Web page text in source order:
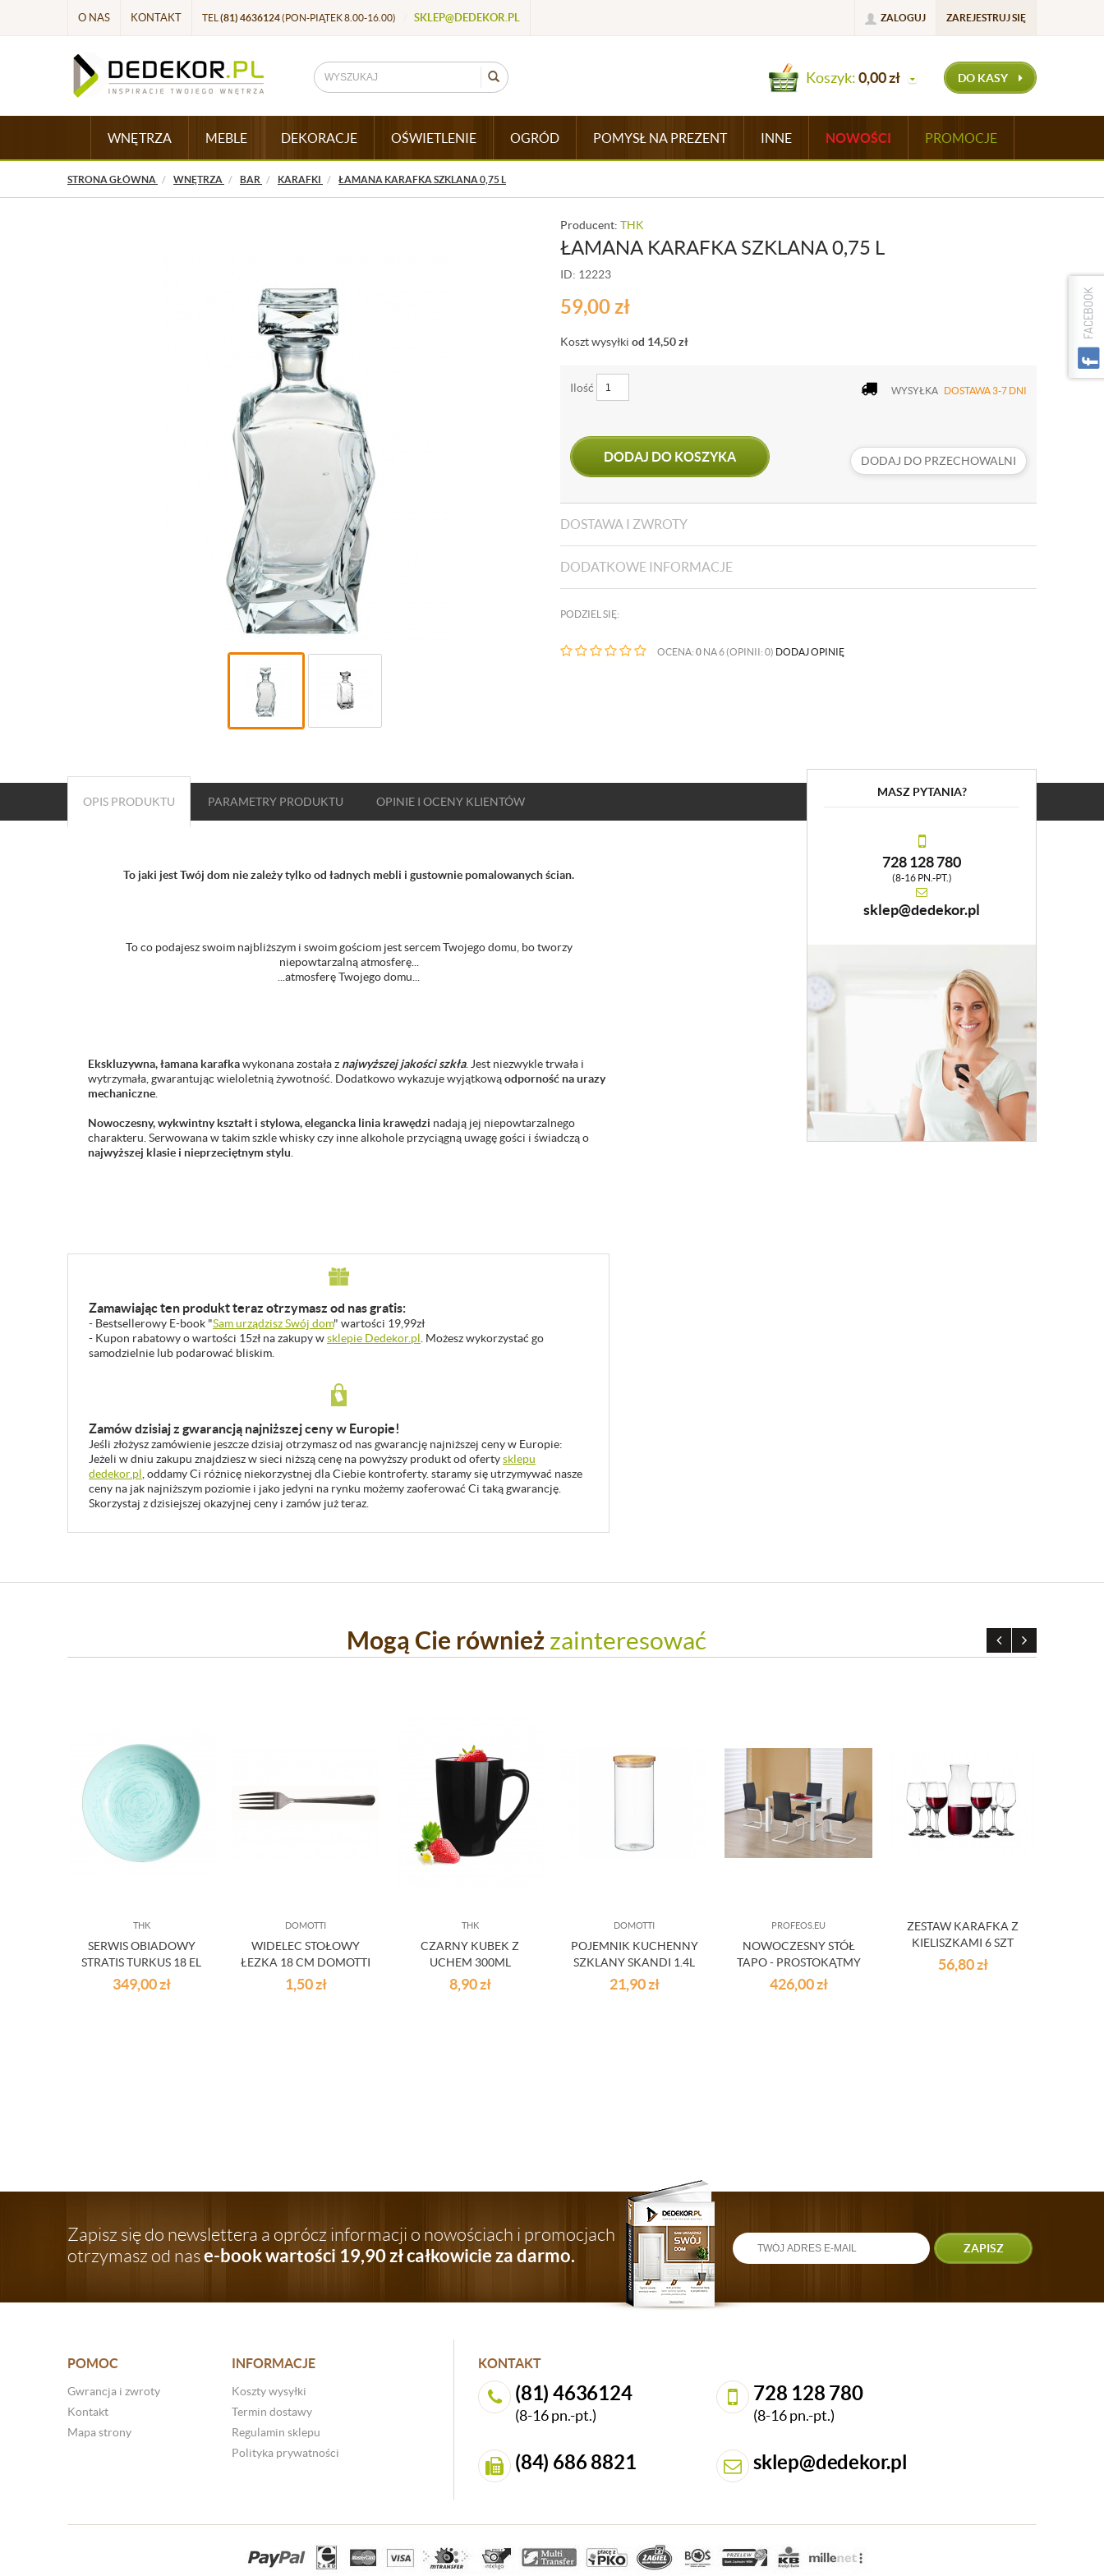
O NAS KONTAKT TEL (81) 4636124(PON-PIĄTEK 8.00-16.00) SKLEP@DEDEKOR.PL ZALOGUJ ZAREJESTRUJ SIĘ
Koszyk:0,00zł DO KASY
WNĘTRZA MEBLE DEKORACJE OŚWIETLENIE OGRÓD POMYSŁ NA PREZENT INNE NOWOŚCI PROMOCJE
STRONA GŁÓWNA WNĘTRZA BAR KARAFKI ŁAMANA KARAFKA SZKLANA 0,75 L
Producent: THK
ŁAMANA KARAFKA SZKLANA 0,75 L
ID: 12223
59,00zł
Koszt wysyłki od 14,50zł
Ilość WYSYŁKA DOSTAWA 3-7 DNI
DODAJ DO KOSZYKA DODAJ DO PRZECHOWALNI
DOSTAWA I ZWROTY
DODATKOWE INFORMACJE
PODZIEL SIĘ:
OCENA: 0 NA 6 (OPINII: 0) DODAJ OPINIĘ
OPIS PRODUKTU PARAMETRY PRODUKTU OPINIE I OCENY KLIENTÓW
To jaki jest Twój dom nie zależy tylko od ładnych mebli i gustownie pomalowanych ścian.
To co podajesz swoim najbliższym i swoim gościom jest sercem Twojego domu, bo tworzy
niepowtarzalną atmosferę...
...atmosferę Twojego domu...
Ekskluzywna, łamana karafkawykonana została z najwyższej jakości szkła. Jest niezwykle trwała i
wytrzymała, gwarantując wieloletnią żywotność. Dodatkowo wykazuje wyjątkowąodporność na urazy
mechaniczne
Nowoczesny, wykwintny kształt i stylowa, elegancka linia krawędzi nadają jej niepowtarzalnego
charakteru. Serwowana w takim szkle whisky czy inne alkohole przyciągną uwagę gości i świadczą o
najwyższej klasie i nieprzeciętnym stylu
Zamawiając ten produkt teraz otrzymasz od nas gratis:
- Bestsellerowy E-book "Sam urządzisz Swój dom" wartości 19,99zł
- Kupon rabatowy o wartości 15zł na zakupy wsklepie Dedekor.pl . Możesz wykorzystać go
samodzielnie lub podarować bliskim.
Zamów dzisiaj z gwarancją najniższej ceny w Europie!
Jeśli złożysz zamówienie jeszcze dzisiaj otrzymasz od nas gwarancję najniższej ceny w Europie:
Jeżeli w dniu zakupu znajdziesz w sieci niższą cenę na powyższy produkt od ofertysklepu
dedekor.pl , oddamy Ci różnicę niekorzystnej dla Ciebie kontroferty. staramy się utrzymywać nasze
ceny na jak najniższym poziomie i jako jedyni na rynku możemy zaoferować Ci taką gwarancję.
Skorzystaj z dzisiejszej okazyjnej ceny i zamów już teraz.
MASZ PYTANIA?
728 128 780
(8-16 PN.-PT.)
sklep@dedekor.pl
Mogą Cie również zainteresować
THK
SERWIS OBIADOWY
STRATIS TURKUS 18 EL
349,00zł
DOMOTTI
WIDELEC STOŁOWY
ŁEZKA 18 CM DOMOTTI
1,50zł
THK
CZARNY KUBEK Z
UCHEM 300ML
8,90zł
DOMOTTI
POJEMNIK KUCHENNY
SZKLANY SKANDI 1.4L
21,90zł
PROFEOS.EU
NOWOCZESNY STÓŁ
TAPO - PROSTOKĄTMY
BLAT
426,00zł
ZESTAW KARAFKA Z
KIELISZKAMI 6 SZT
56,80zł
Zapisz się do newslettera a oprócz informacji o nowościach i promocjach
otrzymasz od nase-book wartości 19,90 zł całkowicie za darmo. ZAPISZ
POMOC
Gwrancja i zwroty
Kontakt
Mapa strony
INFORMACJE
Koszty wysyłki
Termin dostawy
Regulamin sklepu
Polityka prywatności
KONTAKT
(81) 4636124
(8-16 pn.-pt.)
728 128 780
(8-16 pn.-pt.)
(84) 686 8821 sklep@dedekor.pl